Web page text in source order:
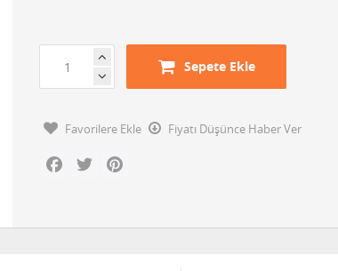
Sepete Ekle
Favorilere Ekle
Fiyatı Düşünce Haber Ver
Facebook
Twitter